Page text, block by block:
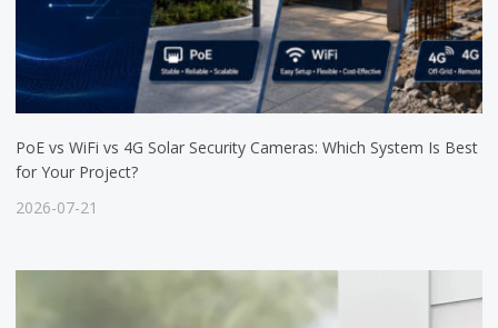
PoE vs WiFi vs 4G Solar Security Cameras: Which System Is Best
for Your Project?
2026-07-21